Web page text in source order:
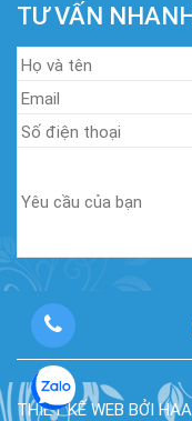
TƯ VẤN
THIẾT KẾ WEB BỞI